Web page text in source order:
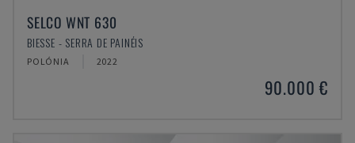
SELCO WNT 630
BIESSE - SERRA DE PAINÉIS
POLÓNIA 2022
90.000 €